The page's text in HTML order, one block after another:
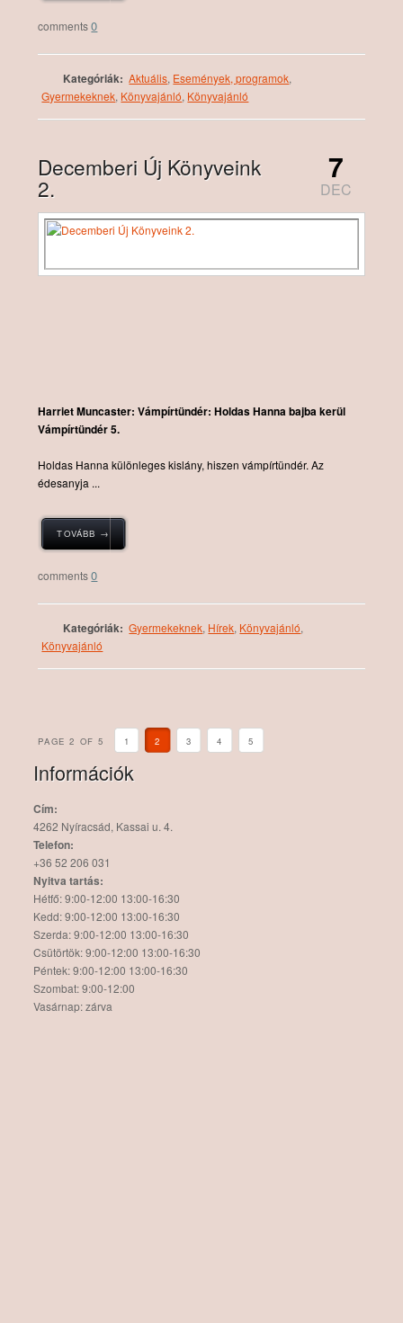
0
Kategóriák: Aktuális, Események, programok,
Gyermekeknek, Könyvajánló, Könyvajánló
Decemberi Új Könyveink
2.
Harriet Muncaster: Vámpírtündér: Holdas Hanna bajba kerül
Vámpírtündér 5.
Holdas Hanna különleges kislány, hiszen vámpírtündér. Az
édesanyja ...
TOVÁBB →
7
DEC
0
Kategóriák: Gyermekeknek, Hírek, Könyvajánló,
Könyvajánló
PAGE 2 OF 5 1 2 3 4 5
Információk
Cím:
4262 Nyíracsád, Kassai u. 4.
Telefon:
+36 52 206 031
Nyitva tartás:
Hétfő: 9:00-12:00 13:00-16:30
Kedd: 9:00-12:00 13:00-16:30
Szerda: 9:00-12:00 13:00-16:30
Csütörtök: 9:00-12:00 13:00-16:30
Péntek: 9:00-12:00 13:00-16:30
Szombat: 9:00-12:00
Vasárnap: zárva